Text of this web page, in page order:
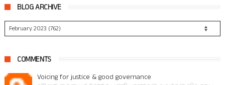
BLOG ARCHIVE
COMMENTS
Voicing for justice & good governance